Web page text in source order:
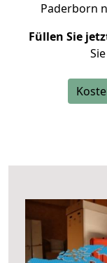
Paderborn
Füllen Sie